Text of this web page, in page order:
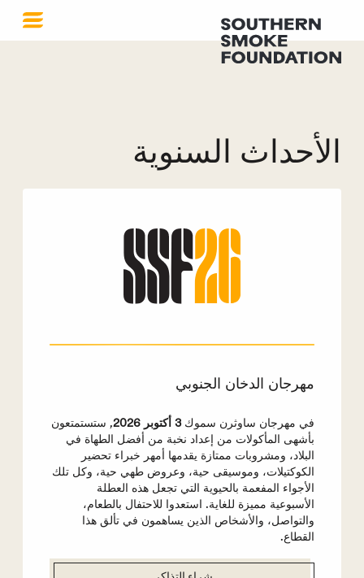
الأحداث السنوية
مهرجان الدخان الجنوبي
في مهرجان ساوثرن سموك3 أكتوبر 2026
, ستستمتعون
بأشهى المأكولات من إعداد نخبة من أفضل الطهاة في
البلاد، ومشروبات ممتازة يقدمها أمهر خبراء تحضير
الكوكتيلات، وموسيقى حية، وعروض طهي حية، وكل تلك
الأجواء المفعمة بالحيوية التي تجعل هذه العطلة
الأسبوعية مميزة للغاية. استعدوا للاحتفال بالطعام،
والتواصل، والأشخاص الذين يساهمون في تألق هذا
القطاع.